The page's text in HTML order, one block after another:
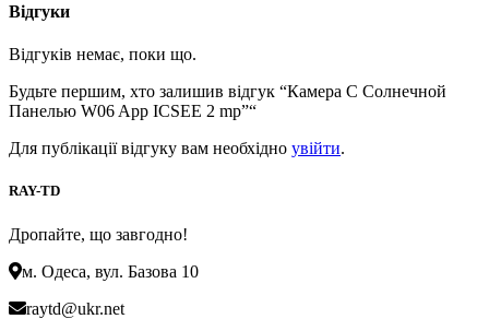
Відгуки
Відгуків немає, поки що.
Будьте першим, хто залишив відгук “Камера С Солнечной
Панелью W06 App ICSEE 2 mp”“
Для публікації відгуку вам необхідно увійти.
RAY-TD
Дропайте, що завгодно!
м. Одеса, вул. Базова 10
raytd@ukr.net